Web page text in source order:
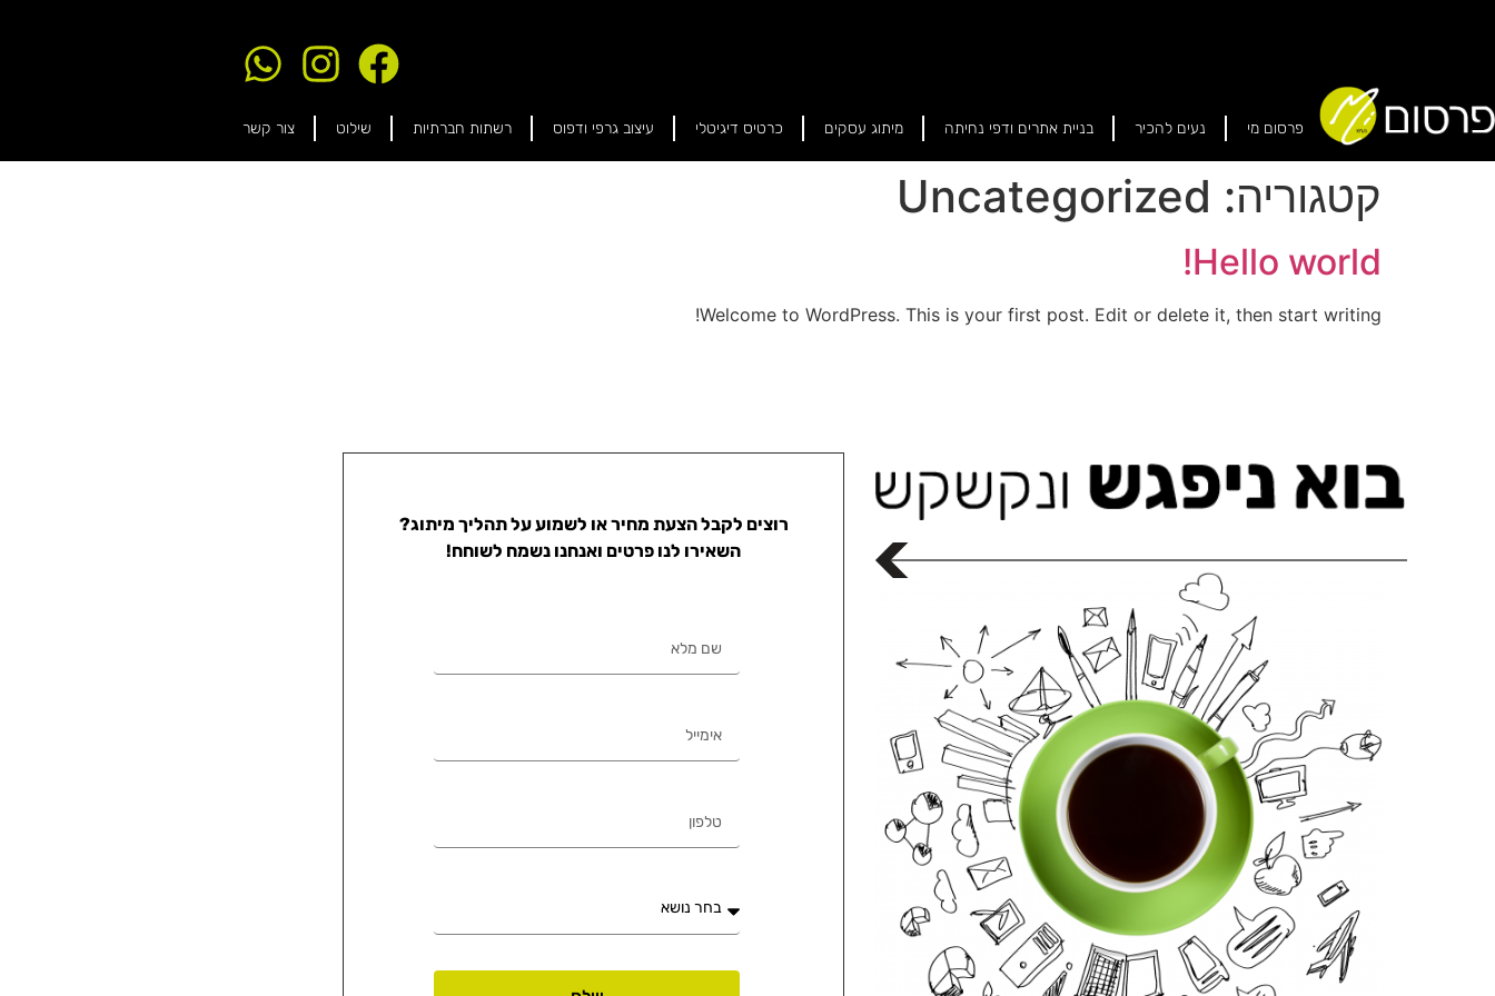
פרסום מי נעים להכיר בניית אתרים ודפי נחיתה מיתוג עסקים כרטיס דיגיטלי עיצוב גרפי ודפוס רשתות חברתיות שילוט צור קשר
קטגוריה: Uncategorized
Hello world!
Welcome to WordPress. This is your first post. Edit or delete it, then start writing!
רוצים לקבל הצעת מחיר או לשמוע על תהליך מיתוג?
השאירו לנו פרטים ואנחנו נשמח לשוחח!